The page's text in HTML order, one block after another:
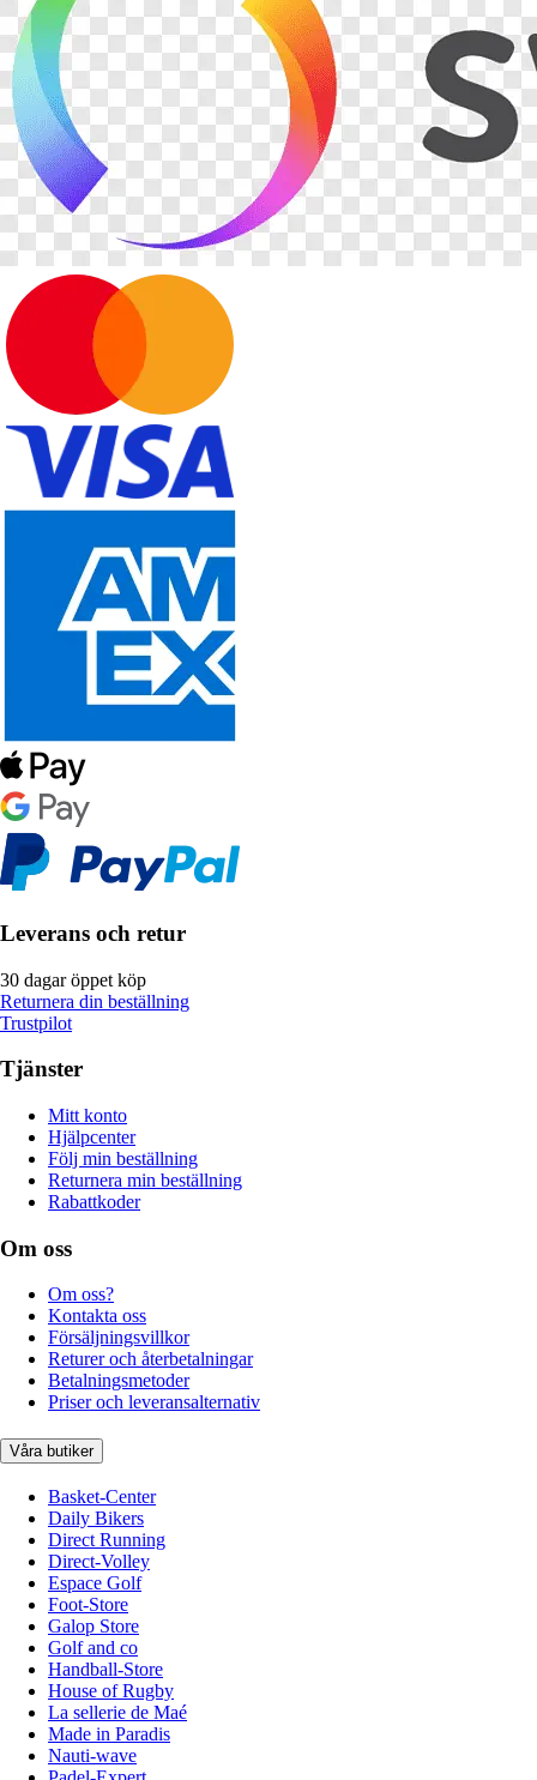
Leverans och retur
30 dagar öppet köp
Returnera din beställning
Trustpilot
Tjänster
Mitt konto
Hjälpcenter
Följ min beställning
Returnera min beställning
Rabattkoder
Om oss
Om oss?
Kontakta oss
Försäljningsvillkor
Returer och återbetalningar
Betalningsmetoder
Priser och leveransalternativ
Våra butiker
Basket-Center
Daily Bikers
Direct Running
Direct-Volley
Espace Golf
Foot-Store
Galop Store
Golf and co
Handball-Store
House of Rugby
La sellerie de Maé
Made in Paradis
Nauti-wave